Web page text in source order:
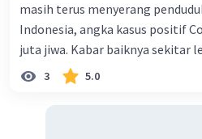
masih terus menyerang
Indonesia, angka kasus positif
juta jiwa. Kabar baiknya sekitar
berhasil pulih. Mengalahkan penyebaran dan penularan
Covid-19 di dunia tidak mudah.
3 5.0